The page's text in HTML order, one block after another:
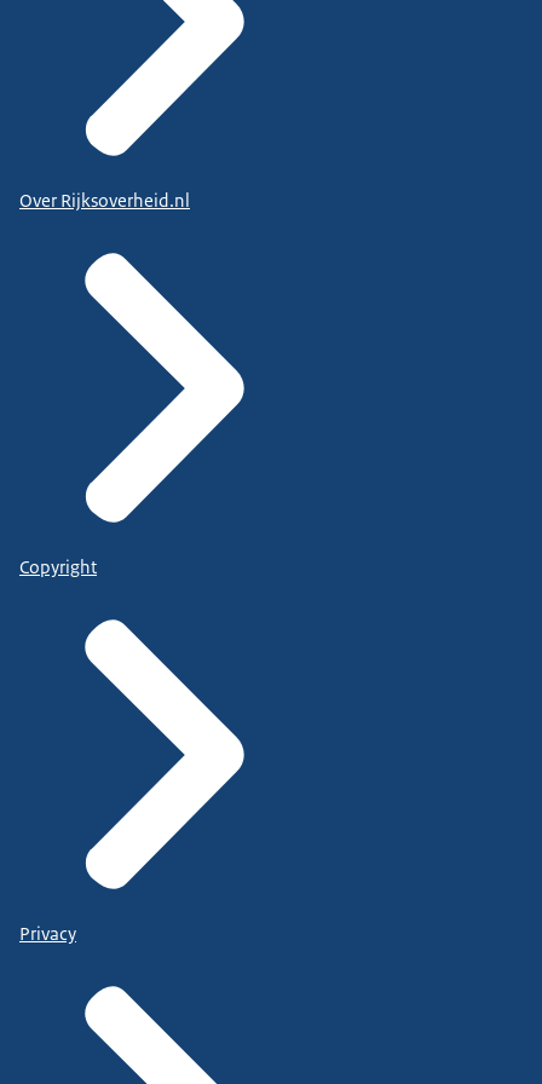
Over Rijksoverheid.nl
Copyright
Privacy